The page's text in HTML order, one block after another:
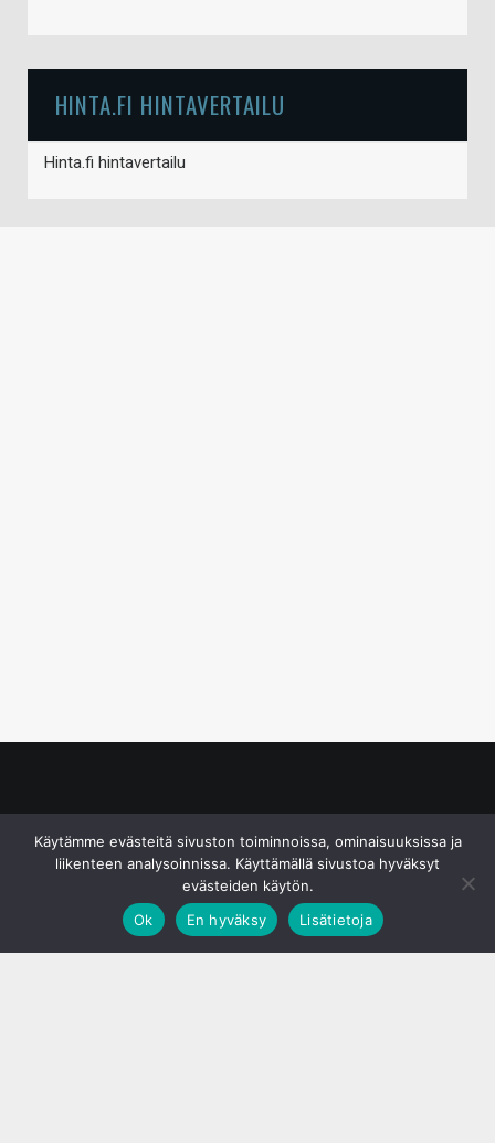
HINTA.FI HINTAVERTAILU
Hinta.fi hintavertailu
Käytämme evästeitä sivuston toiminnoissa, ominaisuuksissa ja
liikenteen analysoinnissa. Käyttämällä sivustoa hyväksyt
evästeiden käytön.
Ok
En hyväksy Lisätietoja